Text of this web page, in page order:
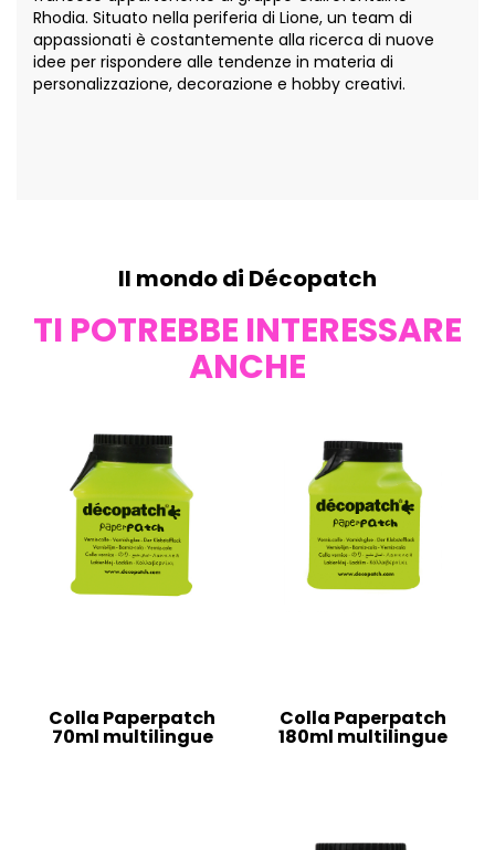
Rhodia. Situato nella periferia di Lione, un team di
appassionati è costantemente alla ricerca di nuove
idee per rispondere alle tendenze in materia di
personalizzazione, decorazione e hobby creativi.
Il mondo di Décopatch
TI POTREBBE INTERESSARE
ANCHE
Colla Paperpatch
70ml multilingue
Colla Paperpatch
180ml multilingue